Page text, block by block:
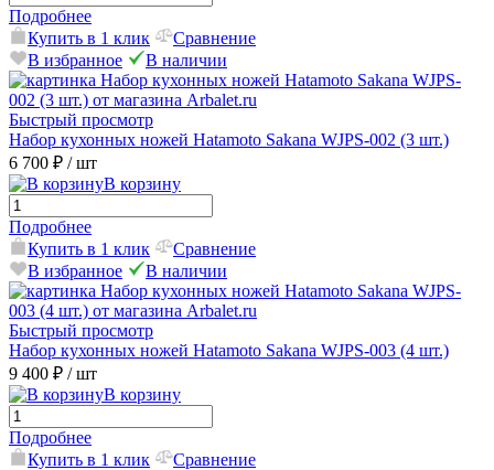
Подробнее
Купить в 1 клик
Сравнение
В избранное
В наличии
Быстрый просмотр
Набор кухонных ножей Hatamoto Sakana WJPS-002 (3 шт.)
6 700 ₽ / шт
В корзину
Подробнее
Купить в 1 клик
Сравнение
В избранное
В наличии
Быстрый просмотр
Набор кухонных ножей Hatamoto Sakana WJPS-003 (4 шт.)
9 400 ₽ / шт
В корзину
Подробнее
Купить в 1 клик
Сравнение